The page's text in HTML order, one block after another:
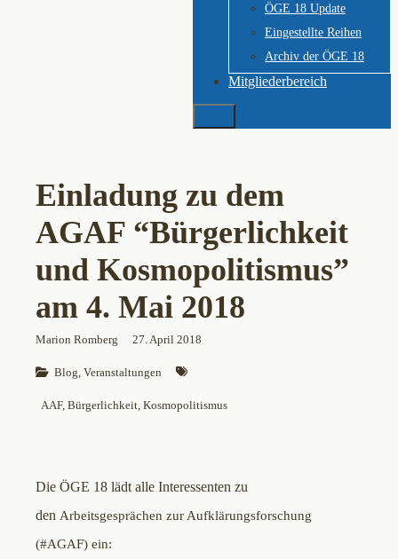
ÖGE 18 Update
Eingestellte Reihen
Archiv der ÖGE 18
Mitgliederbereich
Suchen
Einladung zu dem
AGAF “Bürgerlichkeit
und Kosmopolitismus”
am 4. Mai 2018
Marion Romberg 27. April 2018
Blog, Veranstaltungen
AAF, Bürgerlichkeit, Kosmopolitismus
Die ÖGE 18 lädt alle Interessenten zu
den Arbeitsgesprächen zur Aufklärungsforschung
(#AGAF) ein: